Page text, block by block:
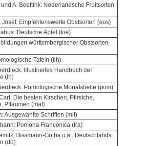
und A. Beeftink: Nederlandsche Fruitsorten
Josef: Empfehlenswerte Obstsorten (eos)
Deutsche Äpfel (loe)
württembergischer Obstsorten
Tafeln (tih)
Illustriertes Handbuch der
(ih)
Pomologische Monatshefte (pom)
Die besten Kirschen, Pfirsiche,
Pflaumen (mat)
Ausgewählte Schriften (mit)
Pomona Franconica (fra)
Bissmann-Gotha u.a.: Deutschlands
(do)